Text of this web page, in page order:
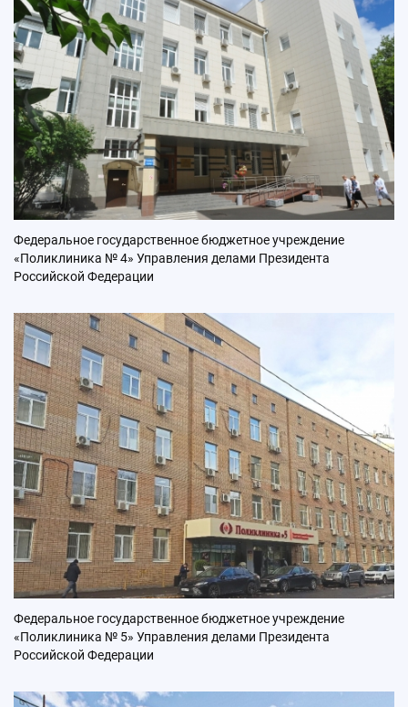
Федеральное государственное бюджетное учреждение
«Поликлиника № 4» Управления делами Президента
Российской Федерации
Федеральное государственное бюджетное учреждение
«Поликлиника № 5» Управления делами Президента
Российской Федерации